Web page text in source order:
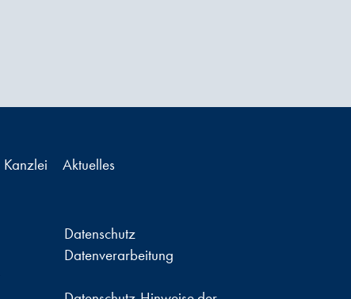
Kanzlei Aktuelles
Datenschutz
Datenverarbeitung